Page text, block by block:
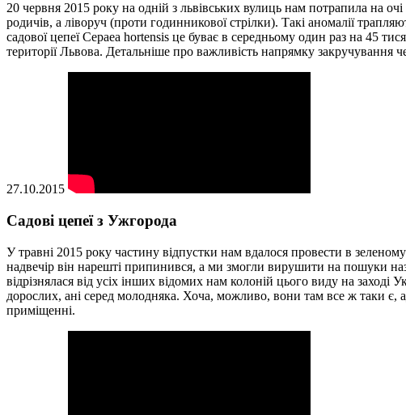
20 червня 2015 року на одній з львівських вулиць нам потрапила на
родичів, а ліворуч (проти годинникової стрілки). Такі аномалії
садової цепеї Cepaea hortensis це буває в середньому один раз на 45
території Львова. Детальніше про важливість напрямку закручування
27.10.2015
Садові цепеї з Ужгорода
У травні 2015 року частину відпустки нам вдалося провести в
надвечір він нарешті припинився, а ми змогли вирушити на пошуки
відрізнялася від усіх інших відомих нам колоній цього виду на
дорослих, ані серед молодняка. Хоча, можливо, вони там все ж таки є,
приміщенні.